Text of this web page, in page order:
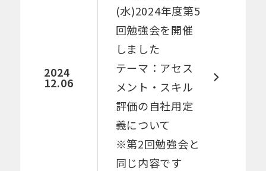
2024
12.06
(水)2024年度第5
回勉強会を開催
しました​​
テーマ：アセス
メント・スキル
評価の自社用定
義について
※第2回勉強会と
同じ内容です